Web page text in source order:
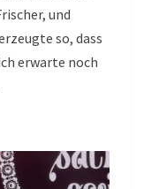
und
so, dass
erwarte noch